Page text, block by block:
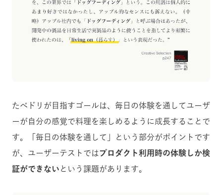
たべドリが目指すゴールは、毎日の体験を通してユーザ
ーが自分の感覚で料理を楽しめるように成長することで
す。「毎日の体験を通して」という部分がポイントです
が、ユーザーテストではプロダクト利用時の体験しか検
証ができない という課題があります。